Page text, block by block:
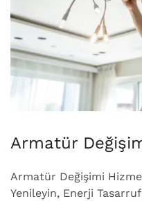
Armatür
Armatür Değişimi
Yenileyin, Enerji